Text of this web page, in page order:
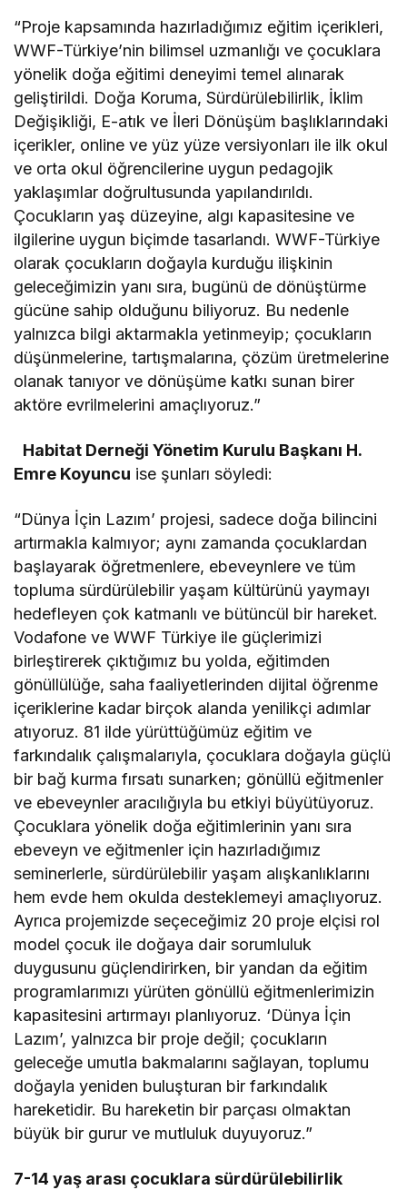
“Proje kapsamında hazırladığımız eğitim içerikleri,
WWF-Türkiye’nin bilimsel uzmanlığı ve çocuklara
yönelik doğa eğitimi deneyimi temel alınarak
geliştirildi. Doğa Koruma, Sürdürülebilirlik, İklim
Değişikliği, E-atık ve İleri Dönüşüm başlıklarındaki
içerikler, online ve yüz yüze versiyonları ile ilk okul
ve orta okul öğrencilerine uygun pedagojik
yaklaşımlar doğrultusunda yapılandırıldı.
Çocukların yaş düzeyine, algı kapasitesine ve
ilgilerine uygun biçimde tasarlandı. WWF-Türkiye
olarak çocukların doğayla kurduğu ilişkinin
geleceğimizin yanı sıra, bugünü de dönüştürme
gücüne sahip olduğunu biliyoruz. Bu nedenle
yalnızca bilgi aktarmakla yetinmeyip; çocukların
düşünmelerine, tartışmalarına, çözüm üretmelerine
olanak tanıyor ve dönüşüme katkı sunan birer
aktöre evrilmelerini amaçlıyoruz.”
Habitat Derneği Yönetim Kurulu Başkanı H.
Emre Koyuncu ise şunları söyledi:
“Dünya İçin Lazım’ projesi, sadece doğa bilincini
artırmakla kalmıyor; aynı zamanda çocuklardan
başlayarak öğretmenlere, ebeveynlere ve tüm
topluma sürdürülebilir yaşam kültürünü yaymayı
hedefleyen çok katmanlı ve bütüncül bir hareket.
Vodafone ve WWF Türkiye ile güçlerimizi
birleştirerek çıktığımız bu yolda, eğitimden
gönüllülüğe, saha faaliyetlerinden dijital öğrenme
içeriklerine kadar birçok alanda yenilikçi adımlar
atıyoruz. 81 ilde yürüttüğümüz eğitim ve
farkındalık çalışmalarıyla, çocuklara doğayla güçlü
bir bağ kurma fırsatı sunarken; gönüllü eğitmenler
ve ebeveynler aracılığıyla bu etkiyi büyütüyoruz.
Çocuklara yönelik doğa eğitimlerinin yanı sıra
ebeveyn ve eğitmenler için hazırladığımız
seminerlerle, sürdürülebilir yaşam alışkanlıklarını
hem evde hem okulda desteklemeyi amaçlıyoruz.
Ayrıca projemizde seçeceğimiz 20 proje elçisi rol
model çocuk ile doğaya dair sorumluluk
duygusunu güçlendirirken, bir yandan da eğitim
programlarımızı yürüten gönüllü eğitmenlerimizin
kapasitesini artırmayı planlıyoruz. ‘Dünya İçin
Lazım’, yalnızca bir proje değil; çocukların
geleceğe umutla bakmalarını sağlayan, toplumu
doğayla yeniden buluşturan bir farkındalık
hareketidir. Bu hareketin bir parçası olmaktan
büyük bir gurur ve mutluluk duyuyoruz.”
7-14 yaş arası çocuklara sürdürülebilirlik